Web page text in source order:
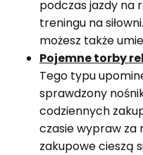
podczas jazdy na
treningu na
możesz także
Pojemne torby
Tego typu
sprawdzony
codziennych
czasie wypraw za
zakupowe cieszą